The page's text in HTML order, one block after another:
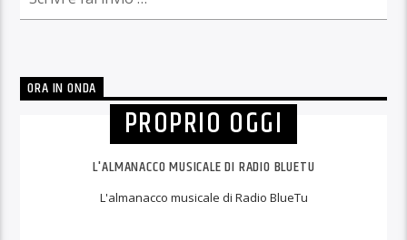
ORA IN ONDA
PROPRIO OGGI
L'ALMANACCO MUSICALE DI RADIO BLUETU
L'almanacco musicale di Radio BlueTu